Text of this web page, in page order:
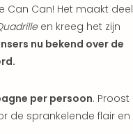
Can Can! Het maakt deel
en kreeg het zijn
nu bekend over de
per persoon. Proost
de sprankelende flair en